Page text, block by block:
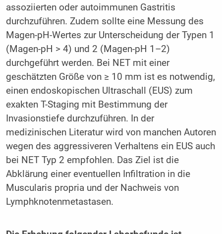
assoziierten oder autoimmunen Gastritis
durchzuführen. Zudem sollte eine Messung des
Magen-pH-Wertes zur Unterscheidung der Typen 1
(Magen-pH > 4) und 2 (Magen-pH 1–2)
durchgeführt werden. Bei NET mit einer
geschätzten Größe von ≥ 10 mm ist es notwendig,
einen endoskopischen Ultraschall (EUS) zum
exakten T-Staging mit Bestimmung der
Invasionstiefe durchzuführen. In der
medizinischen Literatur wird von manchen Autoren
wegen des aggressiveren Verhaltens ein EUS auch
bei NET Typ 2 empfohlen. Das Ziel ist die
Abklärung einer eventuellen Infiltration in die
Muscularis propria und der Nachweis von
Lymphknotenmetastasen.